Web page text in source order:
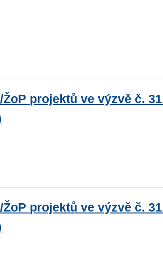
projektů ve výzvě č.
projektů ve výzvě č.